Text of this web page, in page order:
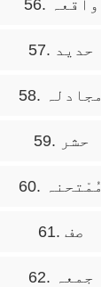
56. واقعہ
57. حدید
58. مجادلہ
59. حشر
60. مُمْتحنہ
61. صف
62. جمعہ